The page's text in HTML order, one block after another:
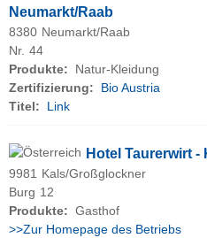
Neumarkt/Raab
8380 Neumarkt/Raab
Nr. 44
Produkte:
Natur-Kleidung
Zertifizierung:
Bio Austria
Titel:
Link
Hotel Taurerwirt
9981 Kals/Großglockner
Burg 12
Produkte: Gasthof
>>Zur Homepage des Betriebs